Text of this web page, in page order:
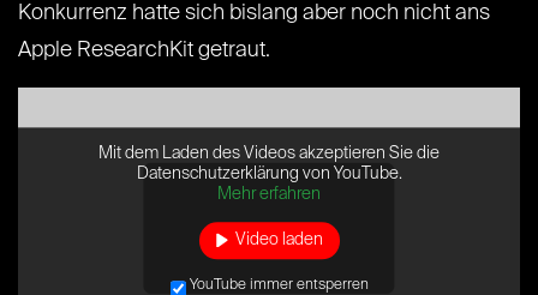
Konkurrenz hatte sich bislang aber noch nicht ans
Apple ResearchKit getraut.
Mit dem Laden des Videos akzeptieren Sie die
Datenschutzerklärung von YouTube.
Mehr erfahren
Video laden
YouTube immer entsperren